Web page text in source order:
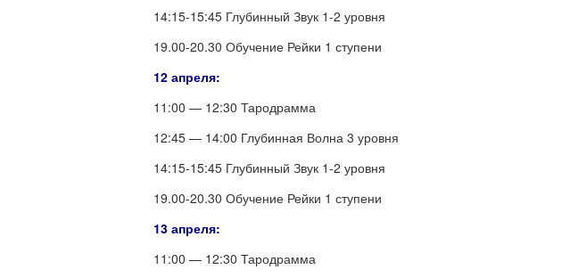
14:15-15:45 Глубинный Звук 1-2 уровня
19.00-20.30 Обучение Рейки 1 ступени
12 апреля:
11:00 — 12:30 Тародрамма
12:45 — 14:00 Глубинная Волна 3 уровня
14:15-15:45 Глубинный Звук 1-2 уровня
19.00-20.30 Обучение Рейки 1 ступени
13 апреля:
11:00 — 12:30 Тародрамма